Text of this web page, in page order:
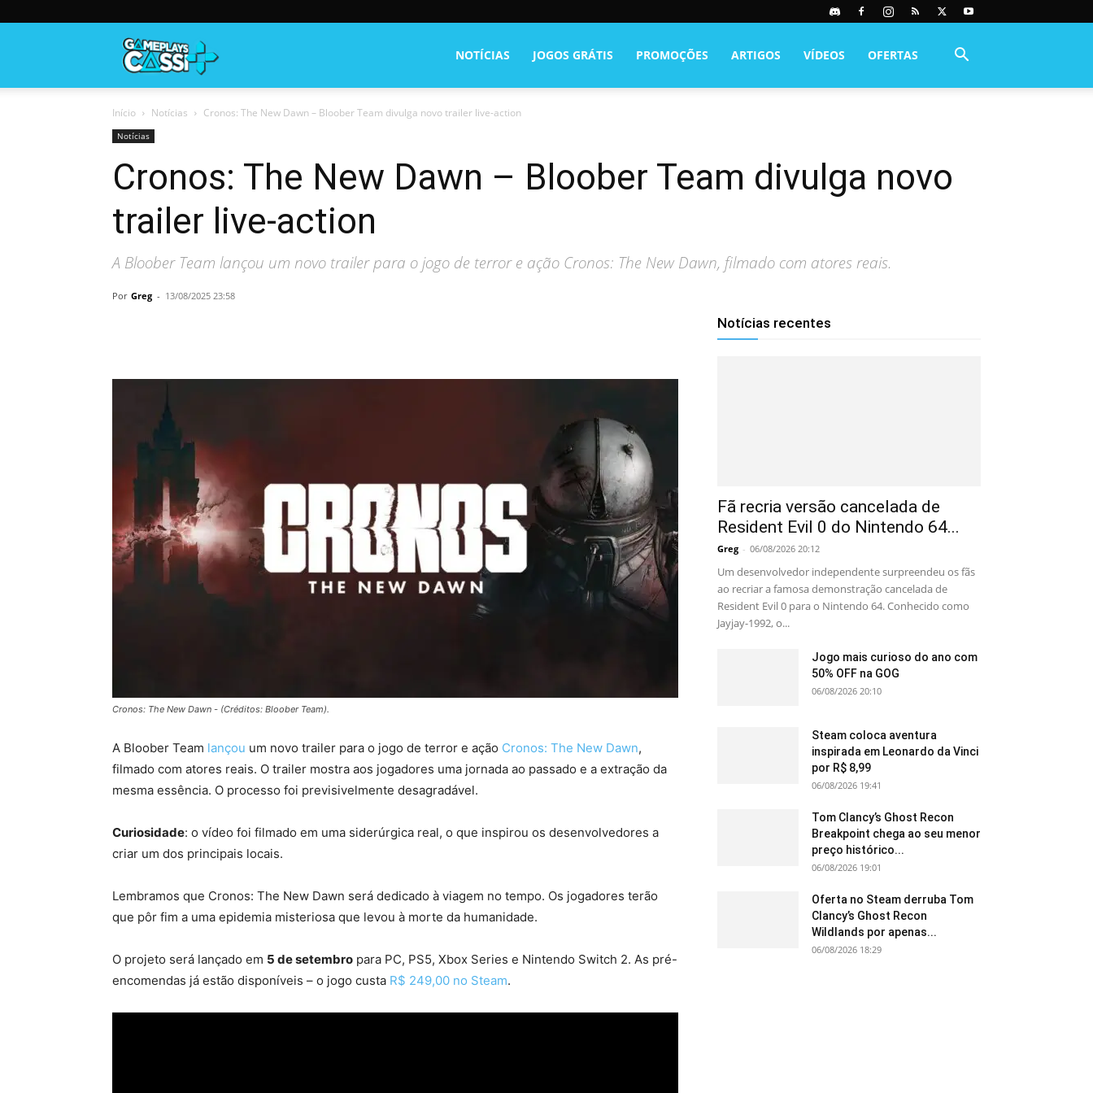
NOTÍCIAS JOGOS GRÁTIS PROMOÇÕES ARTIGOS VÍDEOS OFERTAS
Início Notícias Cronos: The New Dawn – Bloober Team divulga novo trailer live-action
Notícias
Cronos: The New Dawn – Bloober Team divulga novo
trailer live-action
A Bloober Team lançou um novo trailer para o jogo de terror e ação Cronos: The New Dawn, filmado com atores reais.
Por Greg - 13/08/2025 23:58
Cronos: The New Dawn - (Créditos: Bloober Team).
A Bloober Team lançou um novo trailer para o jogo de terror e ação Cronos: The New Dawn,
filmado com atores reais. O trailer mostra aos jogadores uma jornada ao passado e a extração da
mesma essência. O processo foi previsivelmente desagradável.
Curiosidade: o vídeo foi filmado em uma siderúrgica real, o que inspirou os desenvolvedores a
criar um dos principais locais.
Lembramos que Cronos: The New Dawn será dedicado à viagem no tempo. Os jogadores terão
que pôr fim a uma epidemia misteriosa que levou à morte da humanidade.
O projeto será lançado em 5 de setembro para PC, PS5, Xbox Series e Nintendo Switch 2. As pré-
encomendas já estão disponíveis – o jogo custa R$ 249,00 no Steam.
Notícias recentes
Fã recria versão cancelada de
Resident Evil 0 do Nintendo 64...
Greg - 06/08/2026 20:12
Um desenvolvedor independente surpreendeu os fãs
ao recriar a famosa demonstração cancelada de
Resident Evil 0 para o Nintendo 64. Conhecido como
Jayjay-1992, o...
Jogo mais curioso do ano com
50% OFF na GOG
06/08/2026 20:10
Steam coloca aventura
inspirada em Leonardo da Vinci
por R$ 8,99
06/08/2026 19:41
Tom Clancy’s Ghost Recon
Breakpoint chega ao seu menor
preço histórico...
06/08/2026 19:01
Oferta no Steam derruba Tom
Clancy’s Ghost Recon
Wildlands por apenas...
06/08/2026 18:29